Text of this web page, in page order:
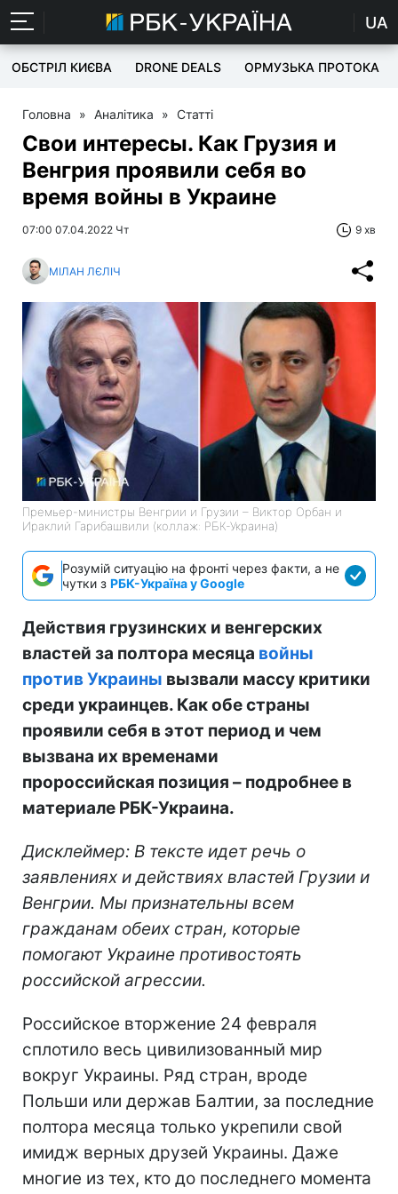
UA
ОБСТРІЛ КИЄВА DRONE DEALS ОРМУЗЬКА ПРОТОКА
Головна » Аналітика » Статті
Свои интересы. Как Грузия и
Венгрия проявили себя во
время войны в Украине
07:00 07.04.2022 Чт 9 хв
МІЛАН ЛЄЛІЧ
Премьер-министры Венгрии и Грузии – Виктор Орбан и
Ираклий Гарибашвили (коллаж: РБК-Украина)
Розумій ситуацію на фронті через факти, а не
чутки з РБК-Україна у Google
Действия грузинских и венгерских
властей за полтора месяца войны
против Украины вызвали массу критики
среди украинцев. Как обе страны
проявили себя в этот период и чем
вызвана их временами
пророссийская позиция – подробнее в
материале РБК-Украина.
Дисклеймер: В тексте идет речь о
заявлениях и действиях властей Грузии и
Венгрии. Мы признательны всем
гражданам обеих стран, которые
помогают Украине противостоять
российской агрессии.
Российское вторжение 24 февраля
сплотило весь цивилизованный мир
вокруг Украины. Ряд стран, вроде
Польши или держав Балтии, за последние
полтора месяца только укрепили свой
имидж верных друзей Украины. Даже
многие из тех, кто до последнего момента